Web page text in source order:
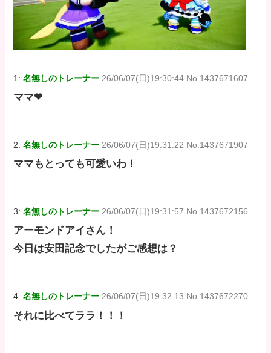
1:名無しのトレーナー 26/06/07(日)19:30:44 No.1437671607
ママ❤
2:名無しのトレーナー 26/06/07(日)19:31:22 No.1437671907
ママもとっても可愛いわ！
3:名無しのトレーナー 26/06/07(日)19:31:57 No.1437672156
アーモンドアイさん！
今日は安田記念でしたがご感想は？
4:名無しのトレーナー 26/06/07(日)19:32:13 No.1437672270
それに比べてララ！！！